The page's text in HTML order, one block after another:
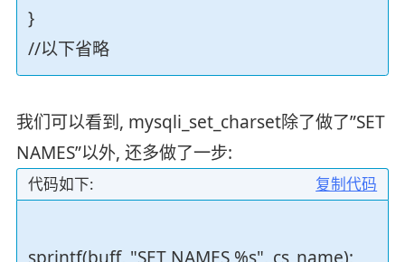
}
//以下省略
我们可以看到, mysqli_set_charset除了做了”SET
NAMES”以外, 还多做了一步:
复制代码
代码如下:
sprintf(buff, "SET NAMES %s", cs_name);